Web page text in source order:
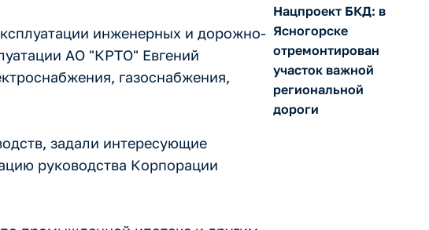
инженерных и дорожно-
АО "КРТО" Евгений
газоснабжения,
задали интересующие
руководства Корпорации
Нацпроект БКД: в
Ясногорске
отремонтирован
участок важной
региональной
дороги